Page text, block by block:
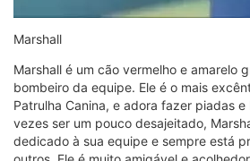
Marshall
Marshall é um cão vermelho e amarelo
bombeiro da equipe. Ele é o mais
Patrulha Canina, e adora fazer piadas
vezes ser um pouco desajeitado,
dedicado à sua equipe e sempre está